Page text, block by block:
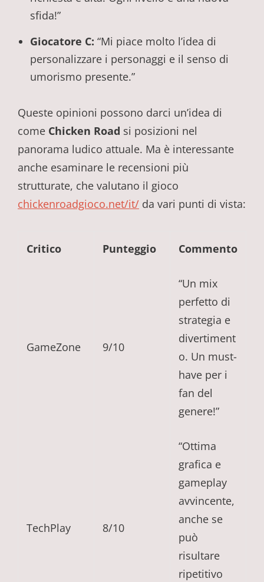
sfida!”
Giocatore C: “Mi piace molto l’idea di
personalizzare i personaggi e il senso di
umorismo presente.”
Queste opinioni possono darci un’idea di
come Chicken Road si posizioni nel
panorama ludico attuale. Ma è interessante
anche esaminare le recensioni più
strutturate, che valutano il gioco
chickenroadgioco.net/it/ da vari punti di vista:
Critico Punteggio Commento
GameZone 9/10
“Un mix
perfetto di
strategia e
divertiment
o. Un must-
have per i
fan del
genere!”
TechPlay 8/10
“Ottima
grafica e
gameplay
avvincente,
anche se
può
risultare
ripetitivo